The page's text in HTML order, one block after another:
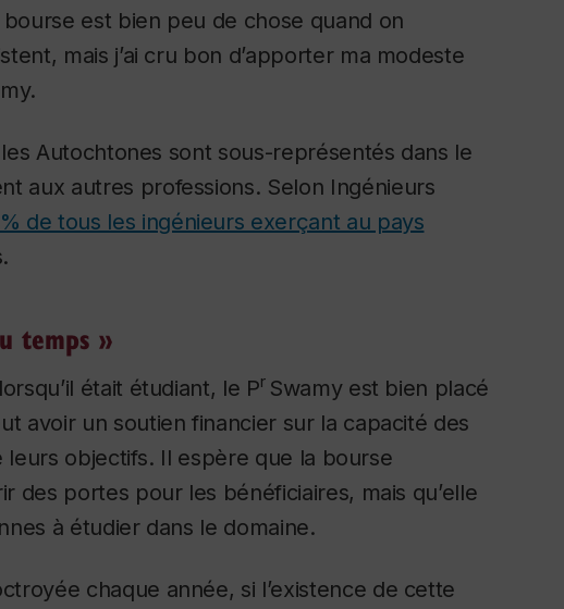
est bien peu de chose quand on
mais j’ai cru bon d’apporter ma modeste
Autochtones sont sous-représentés dans le
aux autres professions. Selon Ingénieurs
de tous les ingénieurs exerçant au pays
temps »
était étudiant, le Pr Swamy est bien placé
avoir un soutien financier sur la capacité des
objectifs. Il espère que la bourse
des portes pour les bénéficiaires, mais qu’elle
à étudier dans le domaine.
chaque année, si l’existence de cette